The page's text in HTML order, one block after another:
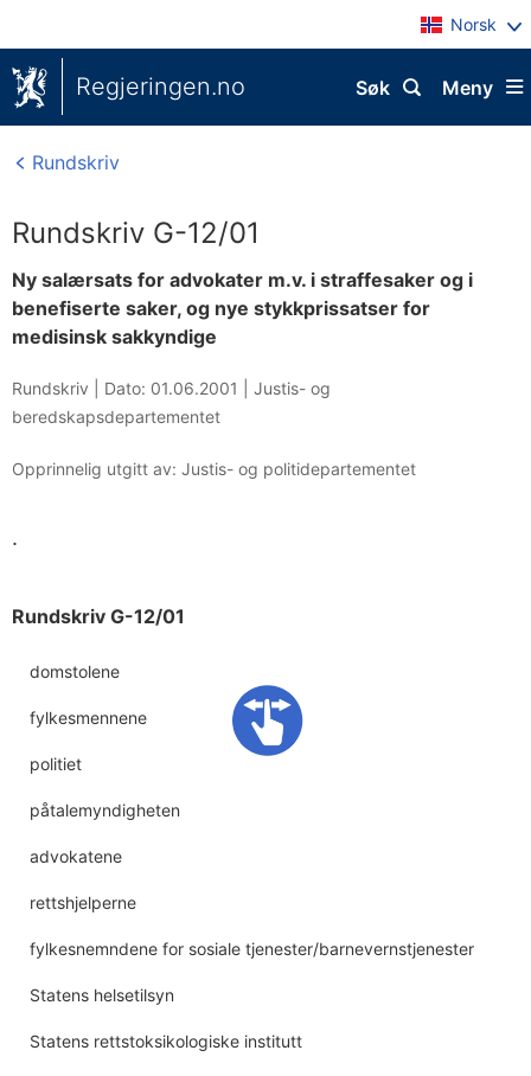
Norsk
Regjeringen.no Meny
Søk
Rundskriv
Rundskriv G-12/01
Ny salærsats for advokater m.v. i straffesaker og i
benefiserte saker, og nye stykkprissatser for
medisinsk sakkyndige
Rundskriv | Dato: 01.06.2001
Justis- og
beredskapsdepartementet
Opprinnelig utgitt av: Justis- og politidepartementet
.
Rundskriv G-12/01
domstolene
fylkesmennene
politiet
påtalemyndigheten
advokatene
rettshjelperne
fylkesnemndene for sosiale tjenester/barnevernstjenester
Statens helsetilsyn
Statens rettstoksikologiske institutt